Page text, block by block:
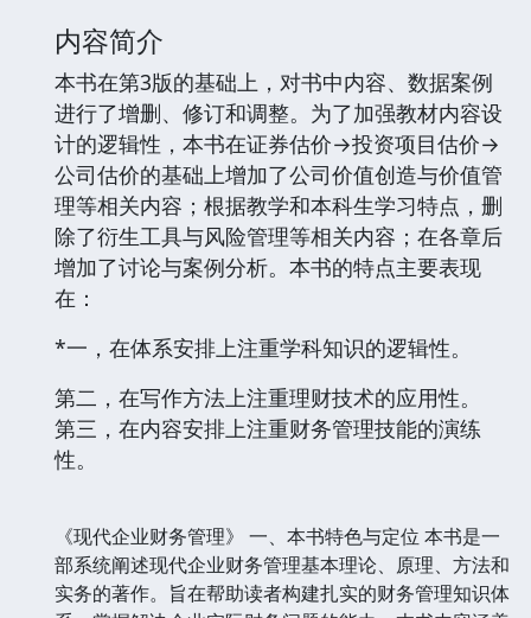
内容简介
本书在第3版的基础上，对书中内容、数据案例
进行了增删、修订和调整。为了加强教材内容设
计的逻辑性，本书在证券估价→投资项目估价→
公司估价的基础上增加了公司价值创造与价值管
理等相关内容；根据教学和本科生学习特点，删
除了衍生工具与风险管理等相关内容；在各章后
增加了讨论与案例分析。本书的特点主要表现
在：
*一，在体系安排上注重学科知识的逻辑性。
第二，在写作方法上注重理财技术的应用性。
第三，在内容安排上注重财务管理技能的演练
性。
《现代企业财务管理》 一、本书特色与定位 本书是一
部系统阐述现代企业财务管理基本理论、原理、方法和
实务的著作。旨在帮助读者构建扎实的财务管理知识体